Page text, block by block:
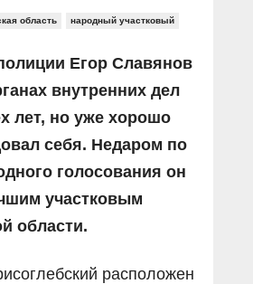
область народный участковый
Егор Славянов
внутренних дел
лет, но уже хорошо
себя. Недаром по
голосования он
участковым
области.
расположен